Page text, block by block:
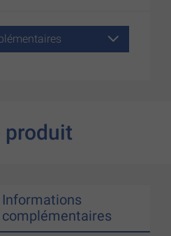
produit
Informations
complémentaires